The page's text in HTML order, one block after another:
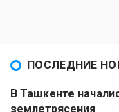
ПОСЛЕДНИЕ
В Ташкенте
землетрясения